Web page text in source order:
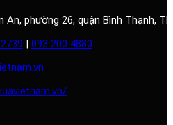
An, phường 26, quận Bình Thạnh,
093 200 4880